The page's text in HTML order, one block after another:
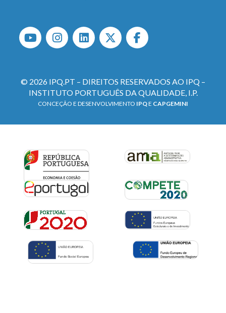
© 2026 IPQ.PT – DIREITOS RESERVADOS AO IPQ –
INSTITUTO PORTUGUÊS DA QUALIDADE, I.P.
CONCEÇÃO E DESENVOLVIMENTO IPQE CAPGEMINI